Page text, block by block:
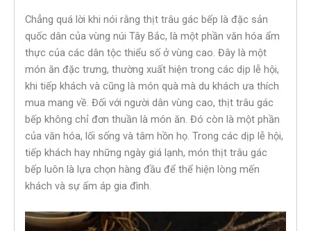
Chẳng quá lời khi nói rằng thịt trâu gác bếp là đặc sản
quốc dân của vùng núi Tây Bắc, là một phần văn hóa ẩm
thực của các dân tộc thiểu số ở vùng cao. Đây là một
món ăn đặc trưng, thường xuất hiện trong các dịp lễ hội,
khi tiếp khách và cũng là món quà mà du khách ưa thích
mua mang về. Đối với người dân vùng cao, thịt trâu gác
bếp không chỉ đơn thuần là món ăn. Đó còn là một phần
của văn hóa, lối sống và tâm hồn họ. Trong các dịp lễ hội,
tiếp khách hay những ngày giá lạnh, món thịt trâu gác
bếp luôn là lựa chọn hàng đầu để thể hiện lòng mến
khách và sự ấm áp gia đình.